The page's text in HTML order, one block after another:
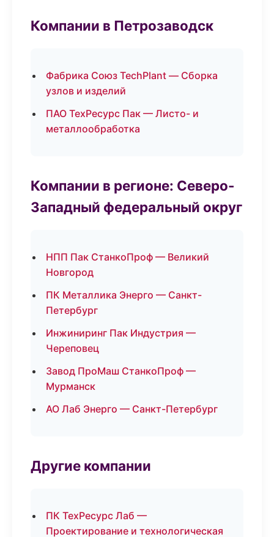
Компании в Петрозаводск
Фабрика Союз TechPlant — Сборка
узлов и изделий
ПАО ТехРесурс Пак — Листо- и
металлообработка
Компании в регионе: Северо-
Западный федеральный округ
НПП Пак СтанкоПроф — Великий
Новгород
ПК Металлика Энерго — Санкт-
Петербург
Инжиниринг Пак Индустрия —
Череповец
Завод ПроМаш СтанкоПроф —
Мурманск
АО Лаб Энерго — Санкт-Петербург
Другие компании
ПК ТехРесурс Лаб —
Проектирование и технологическая